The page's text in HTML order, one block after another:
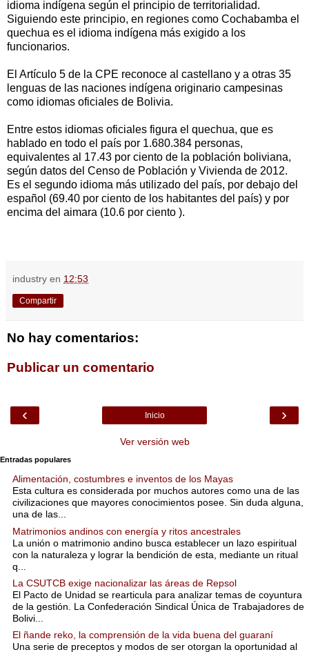
idioma indígena según el principio de territorialidad.
Siguiendo este principio, en regiones como Cochabamba el
quechua es el idioma indígena más exigido a los
funcionarios.
El Artículo 5 de la CPE reconoce al castellano y a otras 35
lenguas de las naciones indígena originario campesinas
como idiomas oficiales de Bolivia.
Entre estos idiomas oficiales figura el quechua, que es
hablado en todo el país por 1.680.384 personas,
equivalentes al 17.43 por ciento de la población boliviana,
según datos del Censo de Población y Vivienda de 2012.
Es el segundo idioma más utilizado del país, por debajo del
español (69.40 por ciento de los habitantes del país) y por
encima del aimara (10.6 por ciento ).
industry en 12:53
Compartir
No hay comentarios:
Publicar un comentario
‹ ›
Inicio
Ver versión web
Entradas populares
Alimentación, costumbres e inventos de los Mayas
Esta cultura es considerada por muchos autores como una de las
civilizaciones que mayores conocimientos posee. Sin duda alguna,
una de las...
Matrimonios andinos con energía y ritos ancestrales
La unión o matrimonio andino busca establecer un lazo espiritual
con la naturaleza y lograr la bendición de esta, mediante un ritual
q...
La CSUTCB exige nacionalizar las áreas de Repsol
El Pacto de Unidad se rearticula para analizar temas de coyuntura
de la gestión. La Confederación Sindical Única de Trabajadores de
Bolivi...
El ñande reko, la comprensión de la vida buena del guaraní
Una serie de preceptos y modos de ser otorgan la oportunidad al